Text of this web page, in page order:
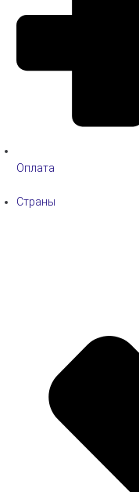
Оплата
Страны